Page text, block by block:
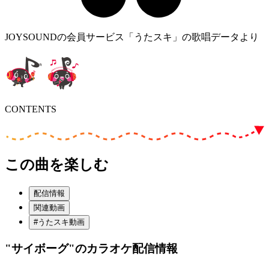
JOYSOUNDの会員サービス「うたスキ」の歌唱データより
CONTENTS
この曲を楽しむ
配信情報
関連動画
#うたスキ動画
"サイボーグ"のカラオケ配信情報